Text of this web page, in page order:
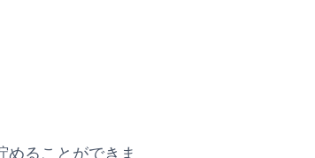
めることができま